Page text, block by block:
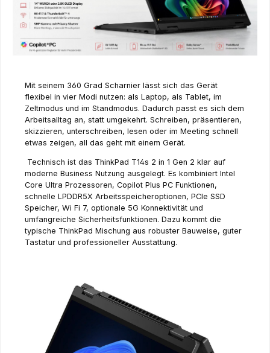
Mit seinem 360 Grad Scharnier lässt sich das Gerät
flexibel in vier Modi nutzen: als Laptop, als Tablet, im
Zeltmodus und im Standmodus. Dadurch passt es sich dem
Arbeitsalltag an, statt umgekehrt. Schreiben, präsentieren,
skizzieren, unterschreiben, lesen oder im Meeting schnell
etwas zeigen, all das geht mit einem Gerät.
Technisch ist das ThinkPad T14s 2 in 1 Gen 2 klar auf
moderne Business Nutzung ausgelegt. Es kombiniert Intel
Core Ultra Prozessoren, Copilot Plus PC Funktionen,
schnelle LPDDR5X Arbeitsspeicheroptionen, PCIe SSD
Speicher, Wi Fi 7, optionale 5G Konnektivität und
umfangreiche Sicherheitsfunktionen. Dazu kommt die
typische ThinkPad Mischung aus robuster Bauweise, guter
Tastatur und professioneller Ausstattung.